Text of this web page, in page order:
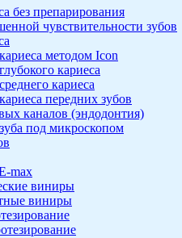
без препарирования
чувствительности зубов
методом Icon
кариеса
кариеса
передних зубов
каналов (эндодонтия)
под микроскопом
max
виниры
виниры